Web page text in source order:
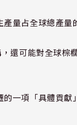
量占全球總產量
還可能對全球棕
一項「具體貢